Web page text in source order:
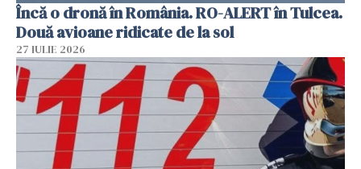
Încă o dronă în România. RO-ALERT în Tulcea.
Două avioane ridicate de la sol
27 IULIE 2026